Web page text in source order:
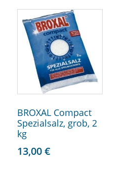
BROXAL Compact
Spezialsalz, grob, 2
kg
13,00€